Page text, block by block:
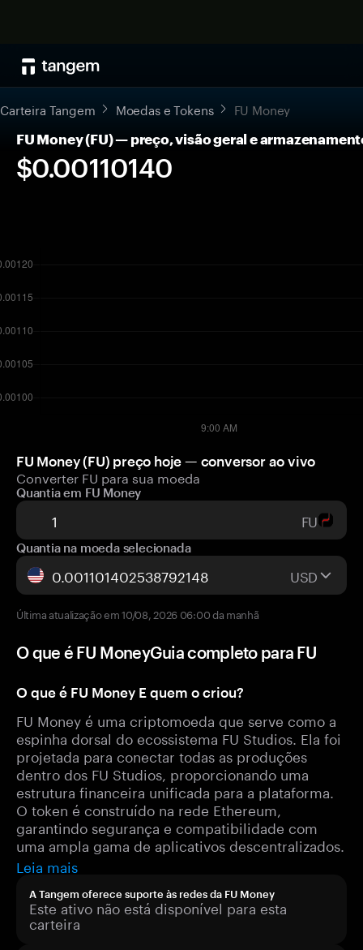
Carteira Tangem Moedas e Tokens FU Money
FU Money (FU) — preço, visão geral e
$0.00110140
FU Money (FU) preço hoje — conversor ao vivo
Converter FU para sua moeda
Quantia em FU Money
FU
Quantia na moeda selecionada
USD
Última atualização em 10/08, 2026 06:00 da manhã
O que é FU MoneyGuia completo para FU
O que é FU Money E quem o criou?
FU Money é uma criptomoeda que serve como a
espinha dorsal do ecossistema FU Studios. Ela foi
projetada para conectar todas as produções
dentro dos FU Studios, proporcionando uma
estrutura financeira unificada para a plataforma.
O token é construído na rede Ethereum,
garantindo segurança e compatibilidade com
uma ampla gama de aplicativos descentralizados.
Leia mais
A Tangem oferece suporte às redes da FU Money
Este ativo não está disponível para esta
carteira